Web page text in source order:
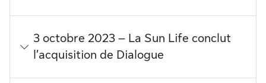
3 octobre 2023 – La Sun Life conclut
l’acquisition de Dialogue